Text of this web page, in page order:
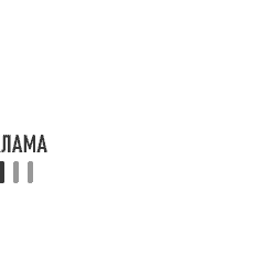
Двери для квартиры